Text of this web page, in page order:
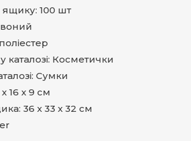
ящику: 100 шт
каталозі: Косметички
Сумки
16 x 9 см
36 х 33 х 32 см